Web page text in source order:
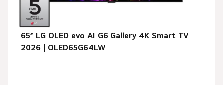
65” LG OLED evo AI G6 Gallery 4K Smart TV
2026 | OLED65G64LW